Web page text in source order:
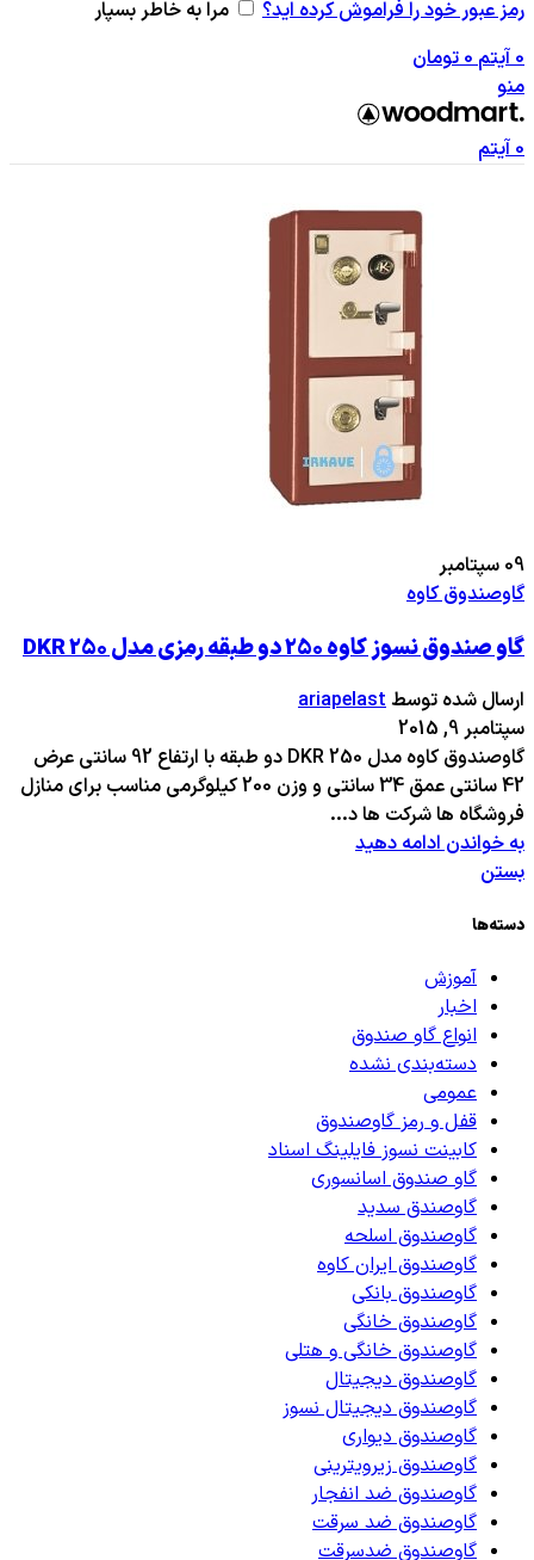
رمز عبور خود را فراموش کرده اید؟
مرا به خاطر بسپار
0آیتم 0تومان
منو
0آیتم
09 سپتامبر
گاوصندوق کاوه
گاو صندوق نسوز کاوه 250 دو طبقه رمزی مدل DKR 250
ارسال شده توسط ariapelast
سپتامبر 9, 2015
گاوصندوق کاوه مدل 250 DKR دو طبقه با ارتفاع 92 سانتی عرض
42 سانتی عمق 34 سانتی و وزن 200 کیلوگرمی مناسب برای منازل
فروشگاه ها شرکت ها د...
به خواندن ادامه دهید
بستن
دسته‌ها
آموزش
اخبار
انواع گاو صندوق
دسته‌بندی نشده
عمومی
قفل و رمز گاوصندوق
کابینت نسوز فایلینگ اسناد
گاو صندوق اسانسوری
گاوصندق سدید
گاوصندوق اسلحه
گاوصندوق ایران کاوه
گاوصندوق بانکی
گاوصندوق خانگی
گاوصندوق خانگی و هتلی
گاوصندوق دیجیتال
گاوصندوق دیجیتال نسوز
گاوصندوق دیواری
گاوصندوق زیرویترینی
گاوصندوق ضد انفجار
گاوصندوق ضد سرقت
گاوصندوق ضدسرقت